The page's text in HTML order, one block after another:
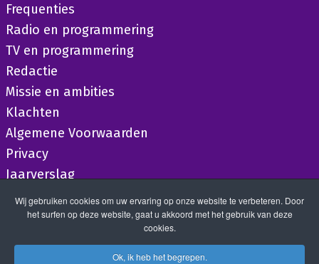
Frequenties
Radio en programmering
TV en programmering
Redactie
Missie en ambities
Klachten
Algemene Voorwaarden
Privacy
Jaarverslag
Wij gebruiken cookies om uw ervaring op onze website te verbeteren. Door
het surfen op deze website, gaat u akkoord met het gebruik van deze
cookies.
Ok, ik heb het begrepen.